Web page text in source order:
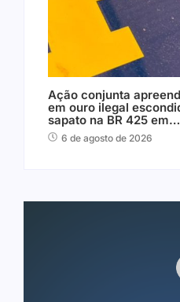
Ação conjunta
em ouro ilegal
sapato na BR 425 em…
6 de agosto de 2026